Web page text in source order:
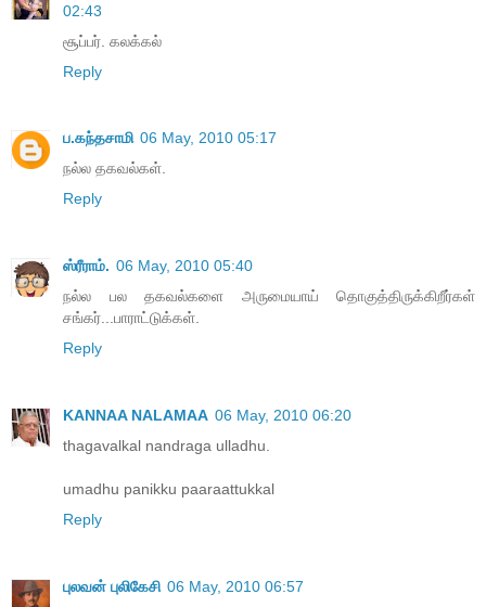
02:43
சூப்பர். கலக்கல்
Reply
ப.கந்தசாமி 06 May, 2010 05:17
நல்ல தகவல்கள்.
Reply
ஸ்ரீராம். 06 May, 2010 05:40
நல்ல பல தகவல்களை அருமையாய் தொகுத்திருக்கிறீர்கள்
சங்கர்...பாராட்டுக்கள்.
Reply
KANNAA NALAMAA 06 May, 2010 06:20
thagavalkal nandraga ulladhu.
umadhu panikku paaraattukkal
Reply
புலவன் புலிகேசி 06 May, 2010 06:57